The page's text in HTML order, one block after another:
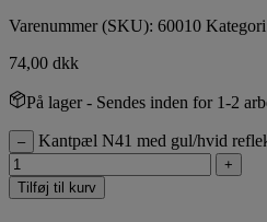
Varenummer (SKU): 60010
74,00 dkk
På lager - Sendes inden for 1-2
– Kantpæl N41 med gul/hvid
+
Tilføj til kurv